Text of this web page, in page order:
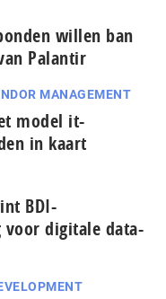
willen ban
Palantir
MANAGEMENT
model it-
in kaart
BDI-
voor digitale data-